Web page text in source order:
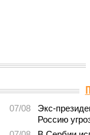
07/08
Экс-
Россию